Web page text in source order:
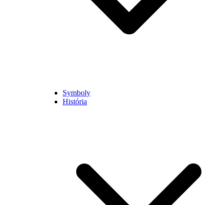
Symboly
História